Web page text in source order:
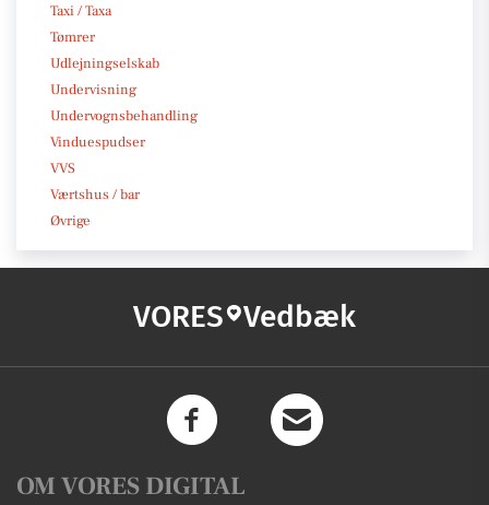
Taxi / Taxa
Tømrer
Udlejningselskab
Undervisning
Undervognsbehandling
Vinduespudser
VVS
Værtshus / bar
Øvrige
VORES Vedbæk
OM VORES DIGITAL